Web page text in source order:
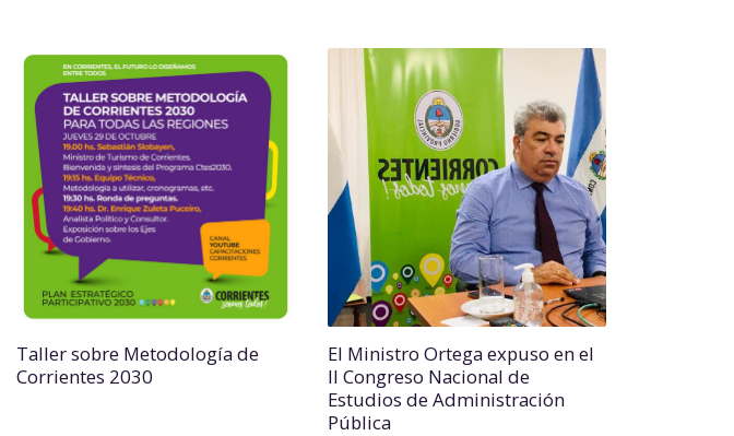
Taller sobre Metodología de
Corrientes 2030
El Ministro Ortega expuso en el
II Congreso Nacional de
Estudios de Administración
Pública